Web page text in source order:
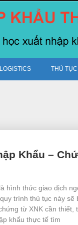
THỦ
Khẩu –
hình thức giao dịch
trình thủ tục này sẽ
từ XNK cần thiết,
khẩu thực tế tìm